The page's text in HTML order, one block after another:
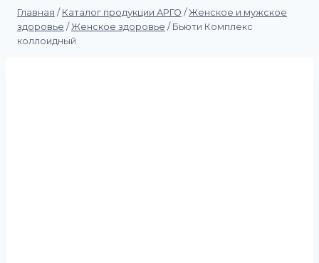
Главная / Каталог продукции АРГО / Женское и мужское
здоровье / Женское здоровье / Бьюти Комплекс
коллоидный